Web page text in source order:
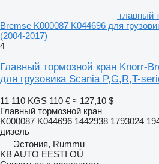
главный
Bremse K000087 K044696 для
(2004-2017)
4
Главный тормозной кран Knorr-
для грузовика Scania P,G,R,T-
11 110 KGS 110 € ≈ 127,10 $
Главный тормозной кран
K000087 K044696 1442938 1793024
дизель
Эстония, Rummu
KB AUTO EESTI OÜ